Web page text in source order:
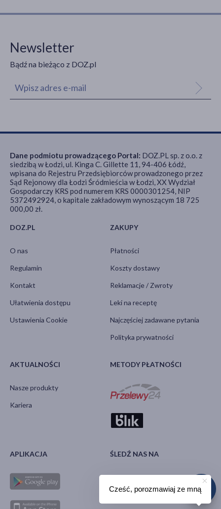
Newsletter
Bądź na bieżąco z DOZ.pl
DOZ.PL
O nas
Regulamin
Kontakt
Ułatwienia dostępu
Ustawienia Cookie
ZAKUPY
Płatności
Koszty dostawy
Reklamacje / Zwroty
Leki na receptę
Najczęściej zadawane pytania
Polityka prywatności
AKTUALNOŚCI
Nasze produkty
Kariera
METODY PŁATNOŚCI
APLIKACJA ŚLEDŹ NAS NA
Dane podmiotu prowadzącego Portal: DOZ.PL sp. z o.o. z
siedzibą w Łodzi, ul. Kinga C. Gillette 11, 94-406 Łódź,
wpisana do Rejestru Przedsiębiorców prowadzonego przez
Sąd Rejonowy dla Łodzi Śródmieścia w Łodzi, XX Wydział
Gospodarczy KRS pod numerem KRS 0000301254, NIP
5372492924, o kapitale zakładowym wynoszącym 18 725
000,00 zł.
Cześć, porozmawiaj ze mną